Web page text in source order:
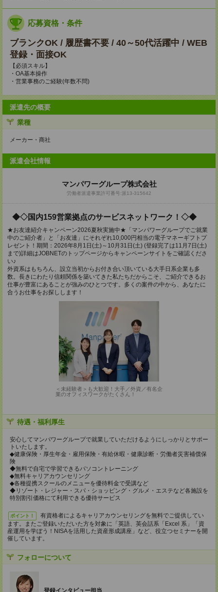
応募資格・条件
ブランクOK / 履歴書不要 / 40～50代活躍中 / WEB
登録・面接OK
【必須スキル】
・OA基本操作
・営業事務のご経験(年数不問)
派遣先の概要
業種
メーカー・商社
派遣会社情報
マンパワーグループ株式会社
労働者派遣事業許可番号:派13-315642
◆◇国内159営業拠点のサービスネットワーク！◇◆
★お友達紹介キャンペーン2026夏秋実施中★「マンパワーグループでご就業
中のご紹介者」と「お友達」にそれぞれ10,000円相当の電子マネーギフトプ
レゼント！期間：2026年8月1日(土)～10月31日(土) (登録完了は11月7日(土)
まで)詳細はJOBNETのトップページからキャンペーンサイトをご確認くださ
い♪
外資系はもちろん、設立当初からお付き合い頂いている大手日系企業も多
数。長きにわたり信頼関係を築いてきた私たちだからこそ、ご紹介できるお
仕事が豊富にあることが強みのひとつです。多くの案件の中から、あなたに
合うお仕事をお探しします！
＜未経験者＞も大歓迎！大手／外資／有名企
業のオフィスワークがたくさん！
待遇・福利厚生
安心してマンパワーグループで就業していただけるようにしっかりとサポー
トいたします。
◆健康保険・厚生年金・雇用保険・有給休暇・健康診断・労働者災害補償保
険
◆無料で自宅で学習できるパソコントレーニング
◆無料キャリアカウンセリング
◆各種提携スクールのメニューを優待料金で受講など
◆リゾート・レジャー・スパ・ショッピング・グルメ・エステなど各施設を
特別割引価格にて利用できる優待サービス
ポイント！
有資格者によるキャリアカウンセリングを無料でご提供してい
ます。またご登録いただいた方を対象に「英語、英会話系「Excel 系」「資
産運用を学ぼう！NISAを活用した資産形成講座」など、役立つセミナーを開
催しています。
フォローについて
登録インタビュー担当